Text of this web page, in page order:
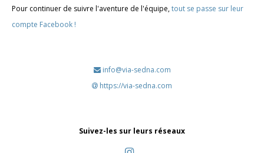
Pour continuer de suivre l'aventure de l'équipe,tout se passe sur leur
compte Facebook !
info@via-sedna.com
https://via-sedna.com
Suivez-les sur leurs réseaux